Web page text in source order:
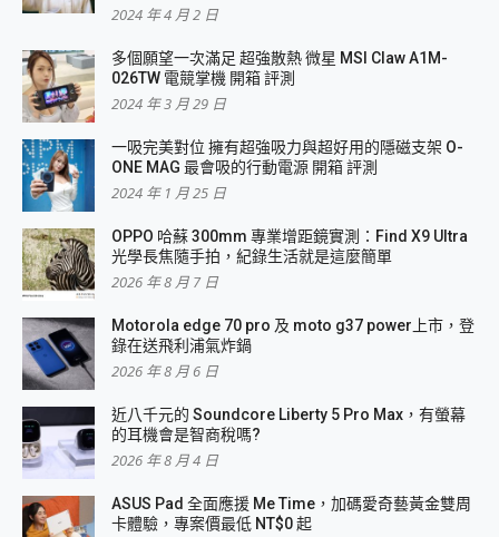
2024 年 4 月 2 日
多個願望一次滿足 超強散熱 微星 MSI Claw A1M-
026TW 電競掌機 開箱 評測
2024 年 3 月 29 日
一吸完美對位 擁有超強吸力與超好用的隱磁支架 O-
ONE MAG 最會吸的行動電源 開箱 評測
2024 年 1 月 25 日
OPPO 哈蘇 300mm 專業增距鏡實測：Find X9 Ultra
光學長焦隨手拍，紀錄生活就是這麼簡單
2026 年 8 月 7 日
Motorola edge 70 pro 及 moto g37 power上市，登
錄在送飛利浦氣炸鍋
2026 年 8 月 6 日
近八千元的 Soundcore Liberty 5 Pro Max，有螢幕
的耳機會是智商稅嗎?
2026 年 8 月 4 日
ASUS Pad 全面應援 Me Time，加碼愛奇藝黃金雙周
卡體驗，專案價最低 NT$0 起